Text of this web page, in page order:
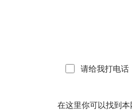
请给我打电话
在这里你可以找到